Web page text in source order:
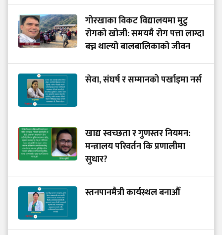
गोरखाका विकट विद्यालयमा मुटु
रोगको खोजी: समयमै रोग पत्ता लाग्दा
बच्न थाल्यो बालबालिकाको जीवन
सेवा, संघर्ष र सम्मानको पर्खाइमा नर्स
खाद्य स्वच्छता र गुणस्तर नियमन:
मन्त्रालय परिवर्तन कि प्रणालीमा
सुधार?
स्तनपानमैत्री कार्यस्थल बनाऔँ